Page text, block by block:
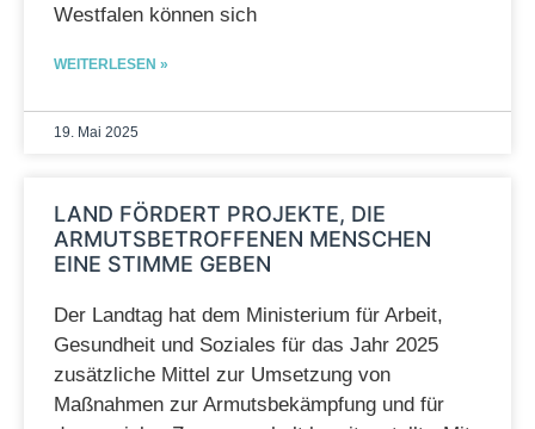
Westfalen können sich
WEITERLESEN »
19. Mai 2025
LAND FÖRDERT PROJEKTE, DIE
ARMUTSBETROFFENEN MENSCHEN
EINE STIMME GEBEN
Der Landtag hat dem Ministerium für Arbeit,
Gesundheit und Soziales für das Jahr 2025
zusätzliche Mittel zur Umsetzung von
Maßnahmen zur Armutsbekämpfung und für